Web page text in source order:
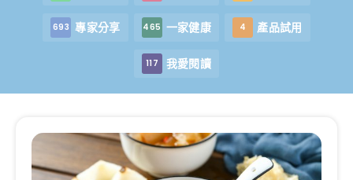
693 專家分享 465 一家健康 4 產品試用
117 我愛閱讀